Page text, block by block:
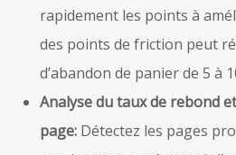
rapidement les points à
des points de friction peut
d’abandon de panier de 5 à
Analyse du taux de rebond
page: Détectez les pages